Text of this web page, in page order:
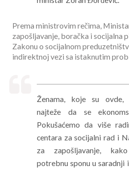
Prema ministrovim rečima,
zapošljavanje, boračka i socijalna
Zakonu o socijalnom
indirektnoj vezi sa istaknutim
Ženama, koje su ovde,
najteže da se
Pokušaćemo da više
centara za socijalni rad i
za zapošljavanje,
potrebnu sponu u saradnji